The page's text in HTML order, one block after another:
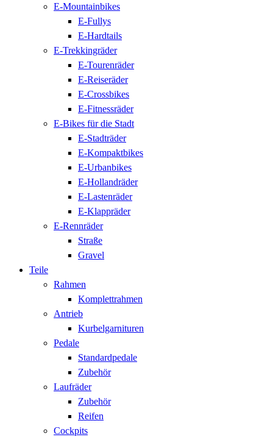
E-Mountainbikes
E-Fullys
E-Hardtails
E-Trekkingräder
E-Tourenräder
E-Reiseräder
E-Crossbikes
E-Fitnessräder
E-Bikes für die Stadt
E-Stadträder
E-Kompaktbikes
E-Urbanbikes
E-Hollandräder
E-Lastenräder
E-Klappräder
E-Rennräder
Straße
Gravel
Teile
Rahmen
Komplettrahmen
Antrieb
Kurbelgarnituren
Pedale
Standardpedale
Zubehör
Laufräder
Zubehör
Reifen
Cockpits